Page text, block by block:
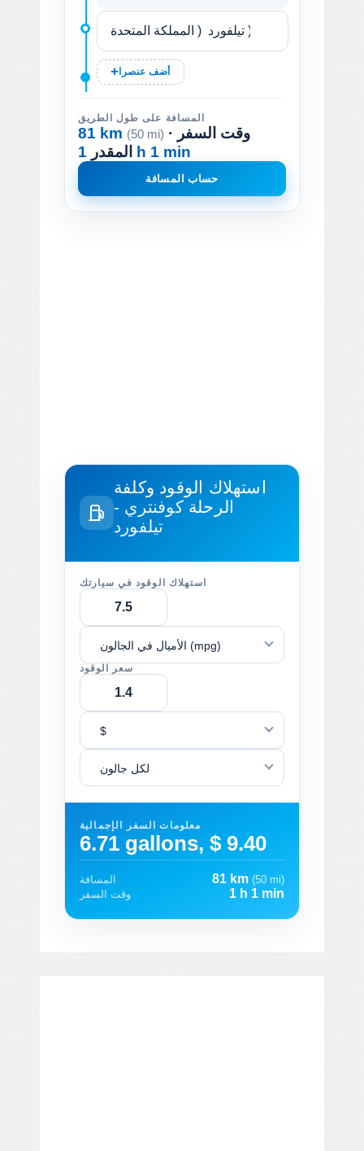
أضف عنصرا
المسافة على طول الطريق
81 km (50 mi) · وقت السفر
المقدر 1 h 1 min
حساب المسافة
استهلاك الوقود وكلفة
الرحلةكوفنتري -
تيلفورد
استهلاك الوقود في سيارتك
الأميال في الجالون (mpg)
سعر الوقود
$
لكل جالون
معلومات السفر الإجمالية
6.71 gallons, $ 9.40
المسافة 81 km (50 mi)
وقت السفر
1 h 1 min